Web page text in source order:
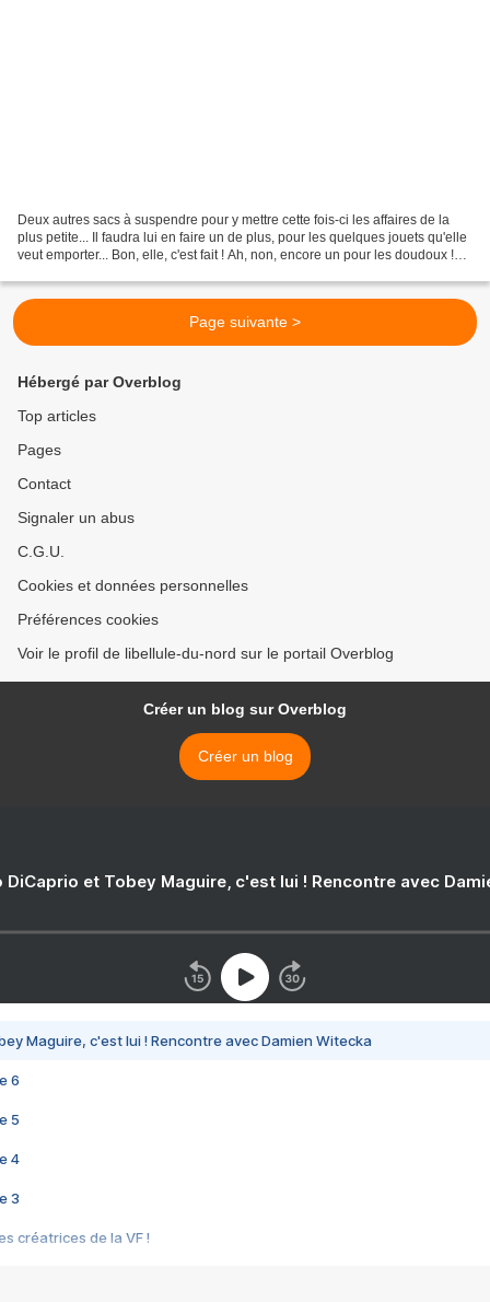
Deux autres sacs à suspendre pour y mettre cette fois-ci les affaires de la
plus petite... Il faudra lui en faire un de plus, pour les quelques jouets qu'elle
veut emporter... Bon, elle, c'est fait ! Ah, non, encore un pour les doudoux !
Page suivante >
Hébergé par Overblog
Top articles
Pages
Contact
Signaler un abus
C.G.U.
Cookies et données personnelles
Préférences cookies
Voir le profil de libellule-du-nord sur le portail Overblog
Créer un blog sur Overblog
Créer un blog
DiCaprio et Tobey Maguire, c'est lui ! Rencontre avec
Maguire, c'est lui ! Rencontre avec Damien Witecka
6
5
4
3
créatrices de la VF !